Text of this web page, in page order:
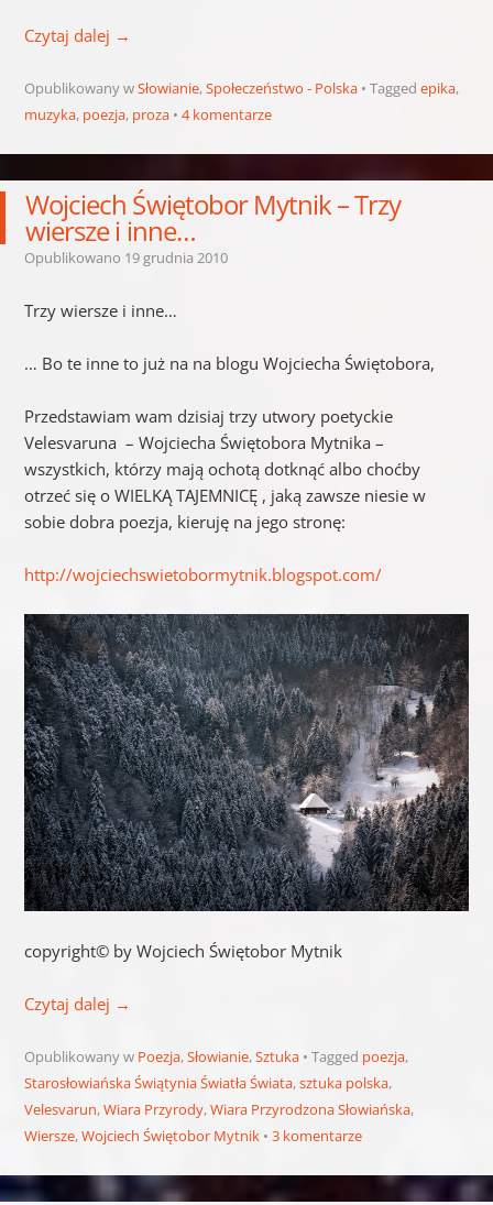
Czytaj dalej →
Opublikowany wSłowianie,Społeczeństwo - Polska Tagged epika,
muzyka, poezja, proza 4 komentarze
Wojciech Świętobor Mytnik – Trzy
wiersze i inne…
Opublikowano 19 grudnia 2010
Trzy wiersze i inne…
… Bo te inne to już na na blogu Wojciecha Świętobora,
Przedstawiam wam dzisiaj trzy utwory poetyckie
Velesvaruna – Wojciecha Świętobora Mytnika –
wszystkich, którzy mają ochotą dotknąć albo choćby
otrzeć się o WIELKĄ TAJEMNICĘ , jaką zawsze niesie w
sobie dobra poezja, kieruję na jego stronę:
http://wojciechswietobormytnik.blogspot.com/
copyright© by Wojciech Świętobor Mytnik
Czytaj dalej →
Opublikowany w Poezja,Słowianie,Sztuka Tagged poezja,
Starosłowiańska Świątynia Światła Świata,sztuka polska,
Velesvarun,Wiara Przyrody,Wiara Przyrodzona Słowiańska,
Wiersze,Wojciech Świętobor Mytnik 3 komentarze